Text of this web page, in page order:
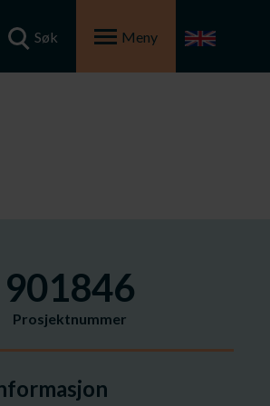
Søk Meny
901846
Prosjektnummer